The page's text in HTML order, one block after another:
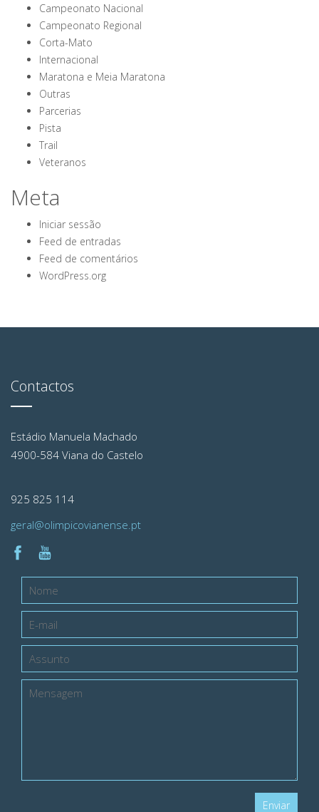
Campeonato Nacional
Campeonato Regional
Corta-Mato
Internacional
Maratona e Meia Maratona
Outras
Parcerias
Pista
Trail
Veteranos
Meta
Iniciar sessão
Feed de entradas
Feed de comentários
WordPress.org
Contactos
Estádio Manuela Machado
4900-584 Viana do Castelo
925 825 114
geral@olimpicovianense.pt